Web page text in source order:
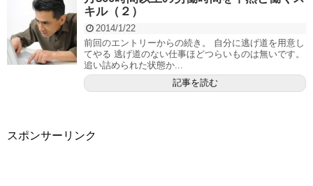
キル（２）
2014/1/22
前回のエントリーからの続き。 自分に逃げ道を用意し
てやる 逃げ道のない仕事ほどつらいものは無いです。
追い詰められた状態か...
記事を読む
スポンサーリンク